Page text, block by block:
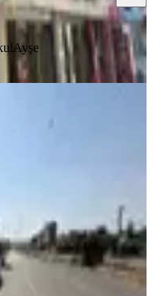
Ayşe
Cadde Üstü
Alt 35m Kiralık